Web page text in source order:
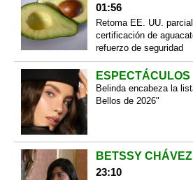
01:56
Retoma EE. UU.
certificación de
refuerzo de seguridad
ESPECTÁCULOS
Belinda encabeza la
Bellos de 2026"
BETSSY CHÁVEZ
23:10